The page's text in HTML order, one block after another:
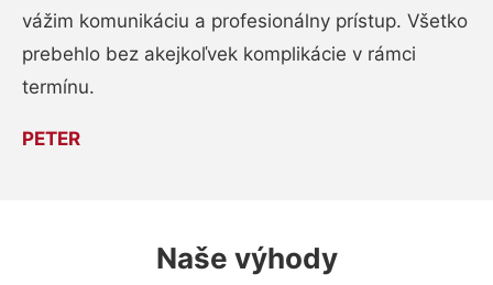
vážim komunikáciu a profesionálny prístup. Všetko
prebehlo bez akejkoľvek komplikácie v rámci
termínu.
PETER
Naše výhody